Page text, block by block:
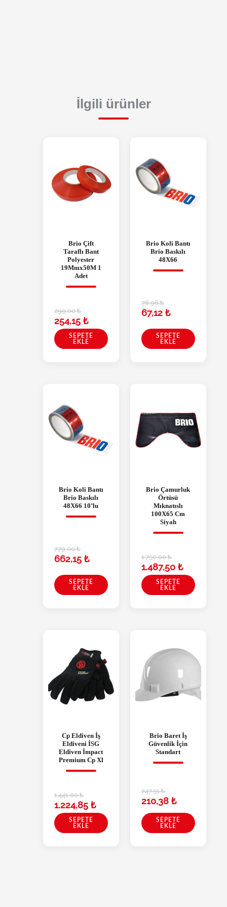
İlgili ürünler
Brio Çift
Taraflı Bant
Polyester
19Mmx50M 1
Adet
299,00₺
254,15 ₺
SEPETE
EKLE
Brio Koli Bantı
Brio Baskılı
48X66
78,96₺
67,12 ₺
SEPETE
EKLE
Brio Koli Bantı
Brio Baskılı
48X66 10’lu
779,00₺
662,15 ₺
SEPETE
EKLE
Brio Çamurluk
Örtüsü
Mıknatıslı
100X65 Cm
Siyah
1.750,00₺
1.487,50 ₺
SEPETE
EKLE
Cp Eldiven İş
Eldiveni İSG
Eldiven İmpact
Premium Cp Xl
1.441,00₺
1.224,85 ₺
SEPETE
EKLE
Brio Baret İş
Güvenlik İçin
Standart
247,51₺
210,38 ₺
SEPETE
EKLE